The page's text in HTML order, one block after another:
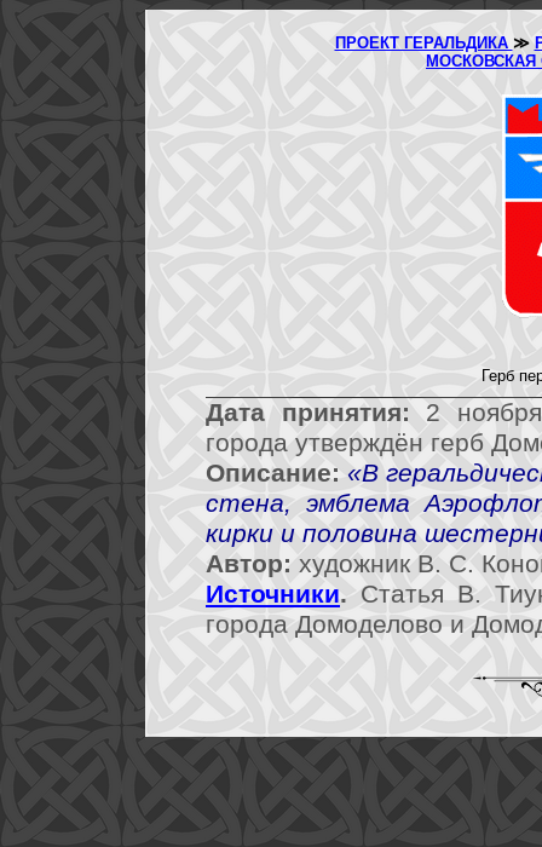
ПРОЕКТ ГЕРАЛЬДИКА ≫
Герб
Дата принятия: 2
города утверждён герб
Описание: «В
стена, эмблема
кирки и половина
Автор: художник В. С.
Источники. Статья В.
города Домоделово и